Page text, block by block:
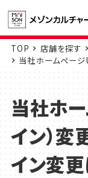
TOP 店舗を探す
当社ホームページ
当社ホ
イン）
イン変